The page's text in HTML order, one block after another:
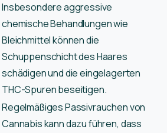
Insbesondere aggressive
chemische Behandlungen wie
Bleichmittel können die
Schuppenschicht des Haares
schädigen und die eingelagerten
THC-Spuren beseitigen.
Regelmäßiges Passivrauchen von
Cannabis kann dazu führen, dass